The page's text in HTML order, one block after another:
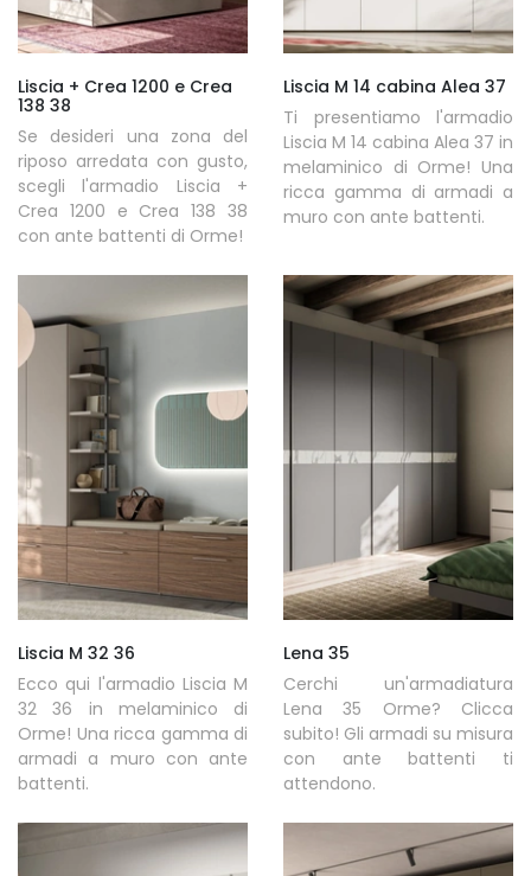
Liscia + Crea 1200 e Crea
138 38
Se desideri una zona del
riposo arredata con gusto,
scegli l'armadio Liscia +
Crea 1200 e Crea 138 38
con ante battenti di Orme!
Liscia M 14 cabina Alea 37
Ti presentiamo l'armadio
Liscia M 14 cabina Alea 37 in
melaminico di Orme! Una
ricca gamma di armadi a
muro con ante battenti.
Liscia M 32 36
Ecco qui l'armadio Liscia M
32 36 in melaminico di
Orme! Una ricca gamma di
armadi a muro con ante
battenti.
Lena 35
Cerchi un'armadiatura
Lena 35 Orme? Clicca
subito! Gli armadi su misura
con ante battenti ti
attendono.